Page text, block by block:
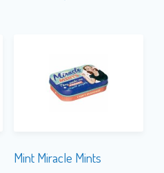
Mint Miracle Mints